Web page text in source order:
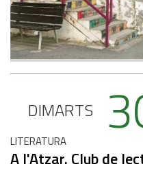
DIMARTS
LITERATURA
A l'Atzar. Club de